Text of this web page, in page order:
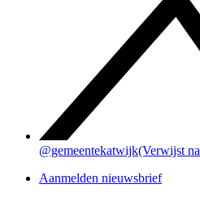
@gemeentekatwijk(Verwijst
Aanmelden nieuwsbrief